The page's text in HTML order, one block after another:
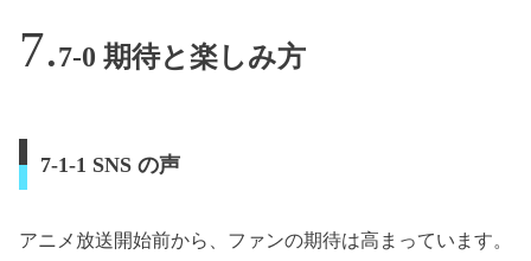
7-0 期待と楽しみ方
7-1-1 SNS の声
アニメ放送開始前から、ファンの期待は高まっています。